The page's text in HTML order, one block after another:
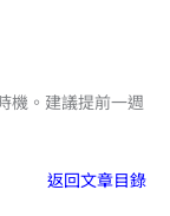
機。建議提前一週
返回文章目錄